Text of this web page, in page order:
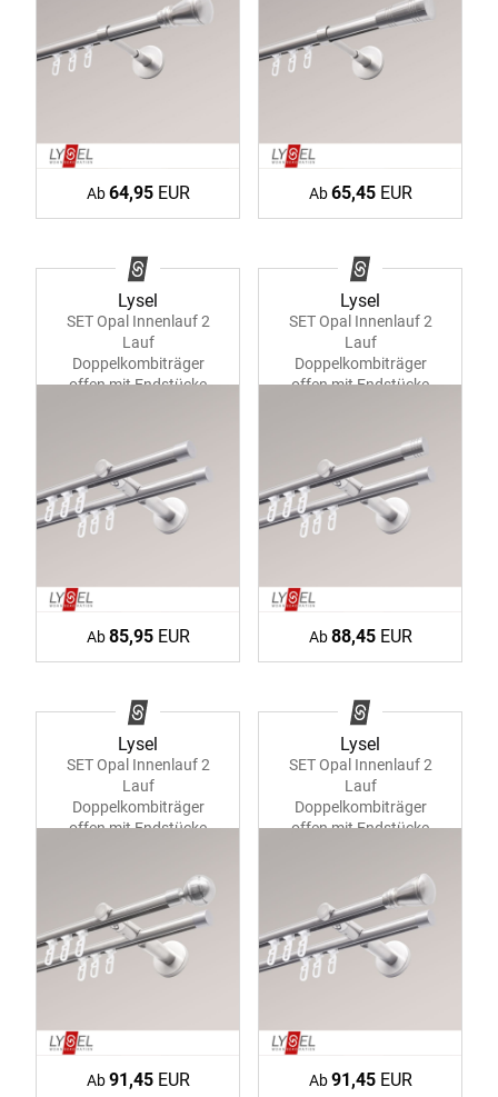
Ab64,95EUR Ab65,45EUR
Lysel
SET Opal Innenlauf 2
Lauf
Doppelkombiträger
offen mit Endstücke
Ab85,95EUR
Lysel
SET Opal Innenlauf 2
Lauf
Doppelkombiträger
offen mit Endstücke
Ab88,45EUR
Lysel
SET Opal Innenlauf 2
Lauf
Doppelkombiträger
offen mit Endstücke
Ab91,45EUR
Lysel
SET Opal Innenlauf 2
Lauf
Doppelkombiträger
offen mit Endstücke
Ab91,45EUR